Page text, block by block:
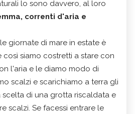
lo sono davvero, al loro
correnti d'aria e
giornate di mare in estate è
siamo costretti a stare con
l'aria e le diamo modo di
scalzi e scarichiamo a terra gli
scelta di una grotta riscaldata e
scalzi. Se facessi entrare le